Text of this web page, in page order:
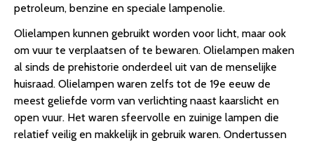
petroleum, benzine en speciale lampenolie.
Olielampen kunnen gebruikt worden voor licht, maar ook
om vuur te verplaatsen of te bewaren. Olielampen maken
al sinds de prehistorie onderdeel uit van de menselijke
huisraad. Olielampen waren zelfs tot de 19e eeuw de
meest geliefde vorm van verlichting naast kaarslicht en
open vuur. Het waren sfeervolle en zuinige lampen die
relatief veilig en makkelijk in gebruik waren. Ondertussen